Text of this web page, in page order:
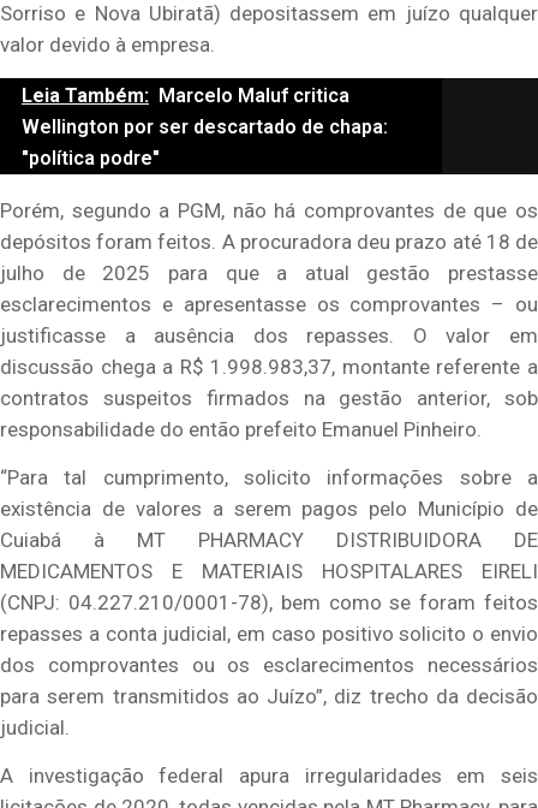
Sorriso e Nova Ubiratã) depositassem em juízo qualquer
valor devido à empresa.
Leia Também: Marcelo Maluf critica
Wellington por ser descartado de chapa:
"política podre"
Porém, segundo a PGM, não há comprovantes de que os
depósitos foram feitos. A procuradora deu prazo até 18 de
julho de 2025 para que a atual gestão prestasse
esclarecimentos e apresentasse os comprovantes – ou
justificasse a ausência dos repasses. O valor em
discussão chega a R$ 1.998.983,37, montante referente a
contratos suspeitos firmados na gestão anterior, sob
responsabilidade do então prefeito Emanuel Pinheiro.
“Para tal cumprimento, solicito informações sobre a
existência de valores a serem pagos pelo Município de
Cuiabá à MT PHARMACY DISTRIBUIDORA DE
MEDICAMENTOS E MATERIAIS HOSPITALARES EIRELI
(CNPJ: 04.227.210/0001-78), bem como se foram feitos
repasses a conta judicial, em caso positivo solicito o envio
dos comprovantes ou os esclarecimentos necessários
para serem transmitidos ao Juízo”, diz trecho da decisão
judicial.
A investigação federal apura irregularidades em seis